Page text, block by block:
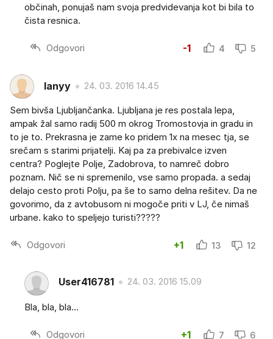
občinah, ponujaš nam svoja predvidevanja kot bi bila to
čista resnica.
Odgovori -1 4 5
lanyy 24. 03. 2016 14.45
Sem bivša Ljubljančanka. Ljubljana je res postala lepa,
ampak žal samo radij 500 m okrog Tromostovja in gradu in
to je to. Prekrasna je zame ko pridem 1x na mesec tja, se
srečam s starimi prijatelji. Kaj pa za prebivalce izven
centra? Poglejte Polje, Zadobrova, to namreč dobro
poznam. Nič se ni spremenilo, vse samo propada. a sedaj
delajo cesto proti Polju, pa še to samo delna rešitev. Da ne
govorimo, da z avtobusom ni mogoče priti v LJ, če nimaš
urbane. kako to speljejo turisti?????
Odgovori +1 13 12
User416781 24. 03. 2016 15.09
Bla, bla, bla...
Odgovori +1 7 6